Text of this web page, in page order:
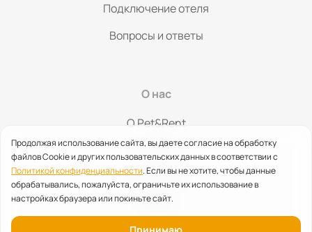
Подключение отеля
Вопросы и ответы
О нас
O Pet&Rent
Контакты
Партнерство
Помощь
Продолжая использование сайта, вы даете согласие на обработку
файлов Cookie и других пользовательских данных в соответствии с
Политикой конфиденциальности. Если вы не хотите, чтобы данные
обрабатывались, пожалуйста, ограничьте их использование в
настройках браузера или покиньте сайт.